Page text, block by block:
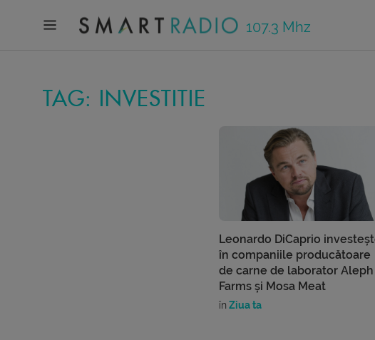
107.3 Mhz
TAG: INVESTITIE
Leonardo DiCaprio
în companiile producătoare
de carne de laborator Aleph
Farms și Mosa Meat
în Ziua ta